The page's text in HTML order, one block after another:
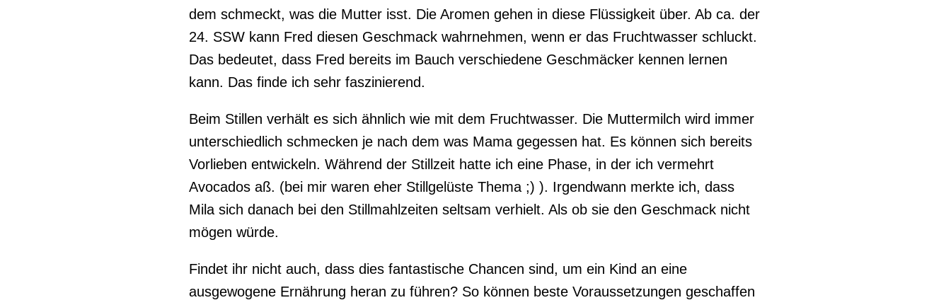
dem schmeckt, was die Mutter isst. Die Aromen gehen in diese Flüssigkeit über. Ab ca. der
24. SSW kann Fred diesen Geschmack wahrnehmen, wenn er das Fruchtwasser schluckt.
Das bedeutet, dass Fred bereits im Bauch verschiedene Geschmäcker kennen lernen
kann. Das finde ich sehr faszinierend.
Beim Stillen verhält es sich ähnlich wie mit dem Fruchtwasser. Die Muttermilch wird immer
unterschiedlich schmecken je nach dem was Mama gegessen hat. Es können sich bereits
Vorlieben entwickeln. Während der Stillzeit hatte ich eine Phase, in der ich vermehrt
Avocados aß. (bei mir waren eher Stillgelüste Thema ;) ). Irgendwann merkte ich, dass
Mila sich danach bei den Stillmahlzeiten seltsam verhielt. Als ob sie den Geschmack nicht
mögen würde.
Findet ihr nicht auch, dass dies fantastische Chancen sind, um ein Kind an eine
ausgewogene Ernährung heran zu führen? So können beste Voraussetzungen geschaffen